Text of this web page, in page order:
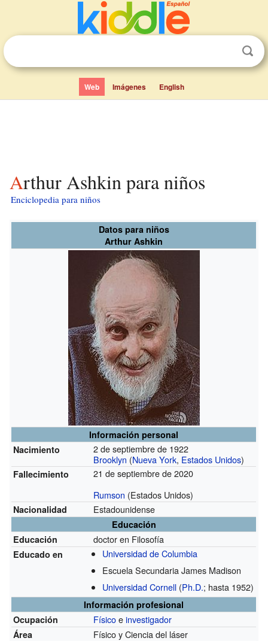
Web Imágenes English
Arthur Ashkin para niños
Enciclopedia para niños
Datos para niños
Arthur Ashkin
Información personal
Nacimiento
2 de septiembre de 1922
Brooklyn (Nueva York, Estados Unidos)
Fallecimiento
21 de septiembre de 2020
Rumson (Estados Unidos)
Nacionalidad Estadounidense
Educación
Educación
doctor en Filosofía
Educado en
Universidad de Columbia
Escuela Secundaria James Madison
Universidad Cornell (Ph.D.; hasta 1952)
Información profesional
Ocupación
Físicoeinvestigador
Área Físico y Ciencia del láser